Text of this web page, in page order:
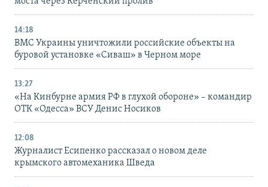
14:18
ВМС Украины уничтожили российские объекты на
буровой установке «Сиваш» в Черном море
13:27
«На Кинбурне армия РФ в глухой обороне» – командир
ОТК «Одесса» ВСУ Денис Носиков
12:08
Журналист Есипенко рассказал о новом деле
крымского автомеханика Шведа